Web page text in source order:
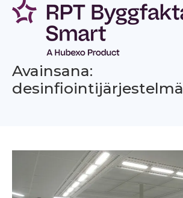
Siirry
sisältöön
Avainsana:
desinfiointijärjestelmä